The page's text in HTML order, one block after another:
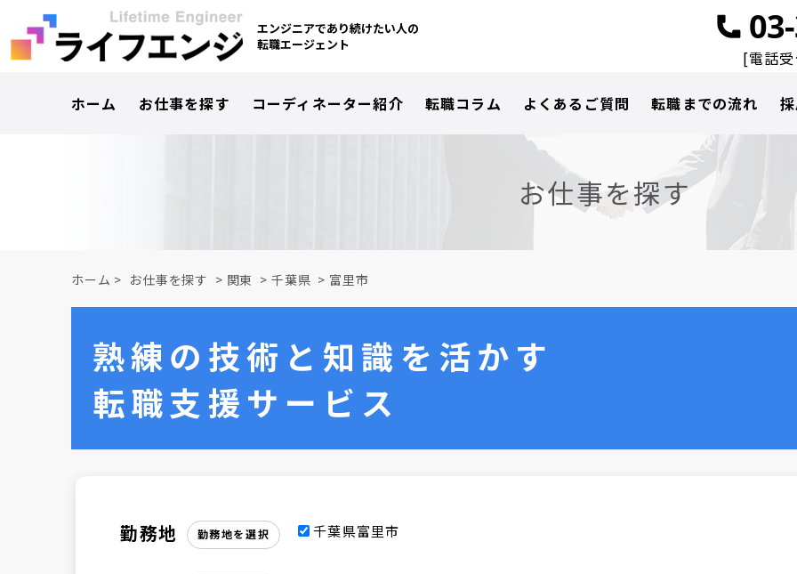
エンジニアであり続けたい人の
転職エージェント
[電話
ホーム お仕事を探す コーディネーター紹介 転職コラム よくあるご質問 転職までの流れ
お仕事を探す
ホーム > お仕事を探す > 関東 > 千葉県 > 富里市
熟練の技術と知識を活かす
転職支援サービス
勤務地 勤務地を選択 千葉県富里市